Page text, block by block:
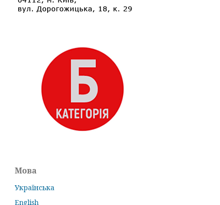
Мова
Українська
English